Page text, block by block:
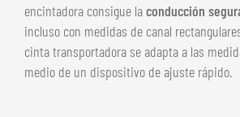
encintadora consigue laconducción
incluso con medidas de canal
cinta transportadora se adapta a las
medio de un dispositivo de ajuste rápido.